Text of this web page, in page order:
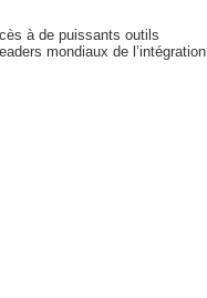
à de puissants outils
mondiaux de l’intégration